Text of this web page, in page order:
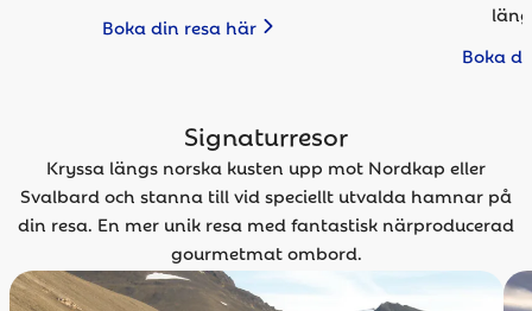
Boka din resa här
Boka
Signaturresor
Kryssa längs norska kusten upp mot Nordkap eller
Svalbard och stanna till vid speciellt utvalda hamnar på
din resa. En mer unik resa med fantastisk närproducerad
gourmetmat ombord.